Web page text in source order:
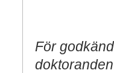
För
doktoranden